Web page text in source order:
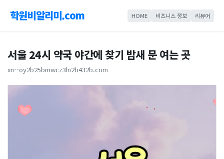
학원비알리미.com HOME 비즈니스 정보 리뷰어
서울 24시 약국 야간에 찾기 밤새 문 여는 곳
xn--oy2b25bmwcz3ln2b432b.com